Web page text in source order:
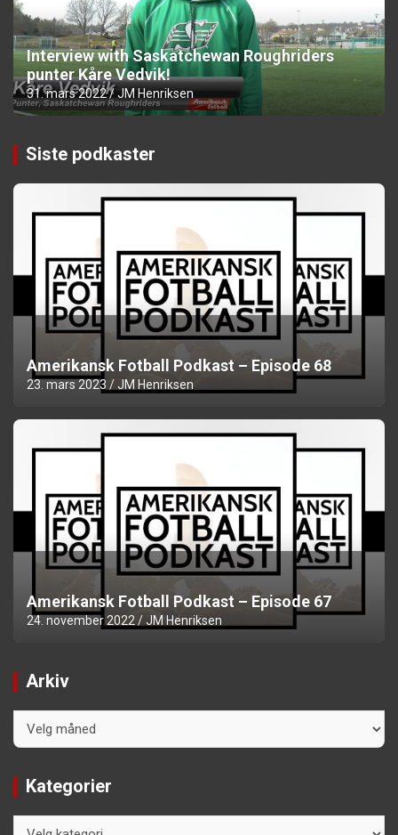
Interview with Saskatchewan Roughriders
punter Kåre Vedvik!
31. mars 2022 JM Henriksen
Siste podkaster
Amerikansk Fotball Podkast – Episode 68
23. mars 2023 JM Henriksen
Amerikansk Fotball Podkast – Episode 67
24. november 2022 JM Henriksen
Arkiv
Kategorier